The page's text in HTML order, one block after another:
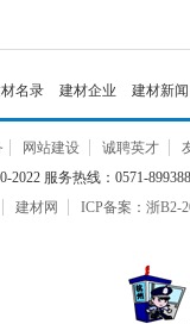
名录 建材企业 建材新闻
网站建设 诚聘英才
2022 服务热线：0571-
建材网 ICP备案：浙B2-